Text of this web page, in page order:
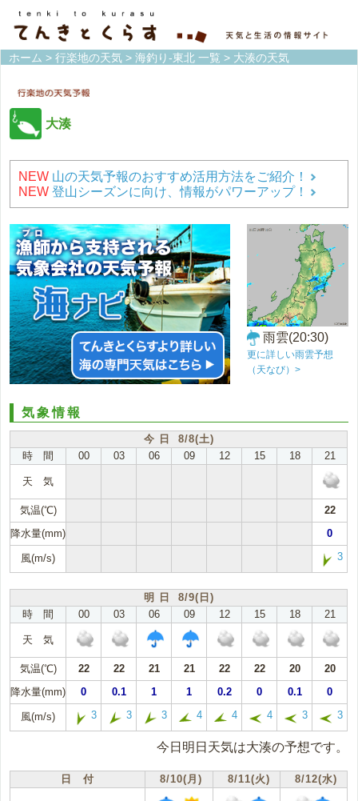
ホーム > 行楽地の天気 > 海釣り-東北 一覧 > 大湊の天気
大湊
NEW 山の天気予報のおすすめ活用方法をご紹介！
NEW 登山シーズンに向け、情報がパワーアップ！
雨雲(20:30)
更に詳しい雨雲予想
（天なび）>
気象情報
今 日 8/8(土)
時 間
00 03 06 09 12 15 18 21
天 気
気温(℃)
22
降水量(mm)
0
風(m/s) 3
明 日 8/9(日)
時 間
00 03 06 09 12 15 18 21
天 気
気温(℃) 22 22 21 21 22 22 20
20
降水量(mm)
0 0.1 1 1 0.2 0 0.1 0
風(m/s) 3 3 3 4 4 4 3 3
今日明日天気は大湊の予想です。
日 付 8/10(月) 8/11(火) 8/12(水)